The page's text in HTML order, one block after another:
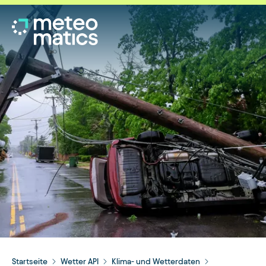
Startseite Wetter API Klima- und Wetterdaten